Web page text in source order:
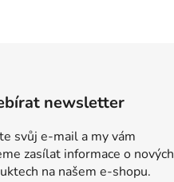
newsletter
svůj e-mail a my vám
zasílat informace o nových
na našem e-shopu.